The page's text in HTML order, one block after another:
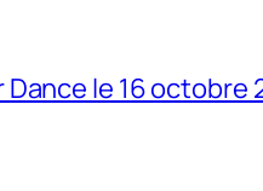
Dance le 16 octobre